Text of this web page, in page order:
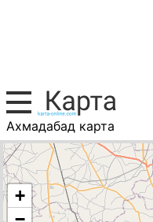
Ахмадабад карта
Индия, список городов
+